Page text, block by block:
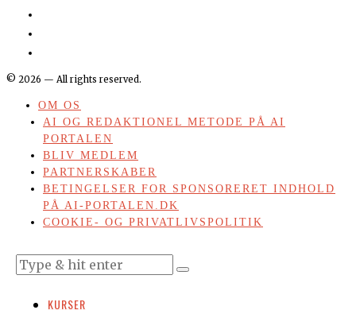
© 2026 — All rights reserved.
OM OS
AI OG REDAKTIONEL METODE PÅ AI
PORTALEN
BLIV MEDLEM
PARTNERSKABER
BETINGELSER FOR SPONSORERET INDHOLD
PÅ AI-PORTALEN.DK
COOKIE- OG PRIVATLIVSPOLITIK
KURSER